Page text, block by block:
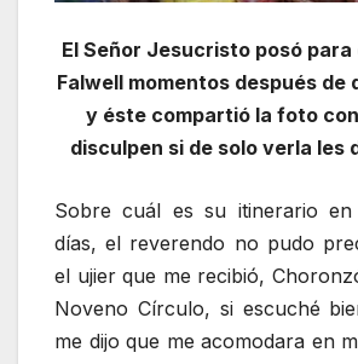
El Señor Jesucristo posó
Falwell momentos después de
y éste compartió la foto
disculpen si de solo verla les
Sobre cuál es su itinerario
días, el reverendo no pudo
el ujier que me recibió,
Noveno Círculo, si escuché
me dijo que me acomodara en